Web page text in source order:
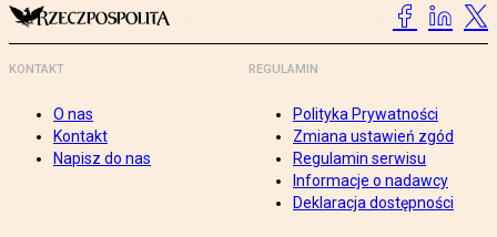
KONTAKT
O nas
Kontakt
Napisz do nas
REGULAMIN
Polityka Prywatności
Zmiana ustawień zgód
Regulamin serwisu
Informacje o nadawcy
Deklaracja dostępności